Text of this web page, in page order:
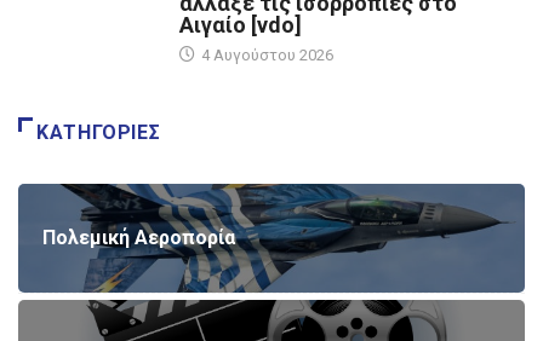
Αιγαίο [vdo]
4 Αυγούστου 2026
ΚΑΤΗΓΟΡΊΕΣ
Πολεμική Αεροπορία